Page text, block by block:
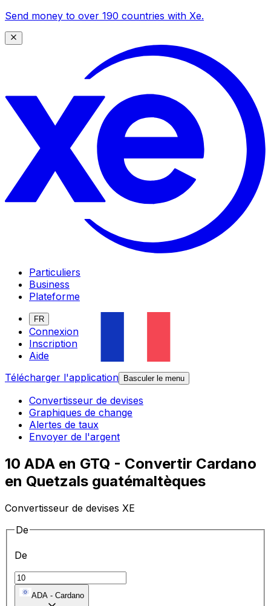
Send money to over 190 countries with Xe.
Particuliers
Business
Plateforme
FR
Connexion
Inscription
Aide
Télécharger l'application
Basculer le menu
Convertisseur de devises
Graphiques de change
Alertes de taux
Envoyer de l'argent
10 ADA en GTQ - Convertir Cardano
en Quetzals guatémaltèques
Convertisseur de devises XE
De
De
ADA - Cardano